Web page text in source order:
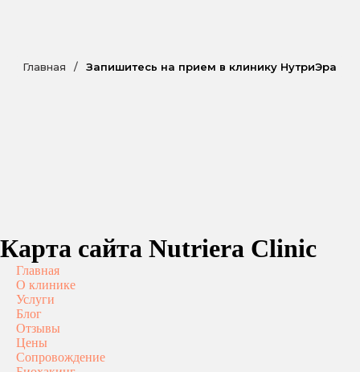
Главная / Запишитесь на прием в клинику НутриЭра
Карта сайта Nutriera Clinic
Главная
О клинике
Услуги
Блог
Отзывы
Цены
Сопровождение